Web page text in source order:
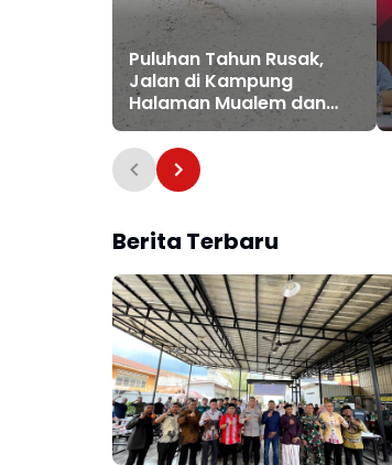
Puluhan Tahun Rusak,
Jalan di Kampung
Halaman Mualem dan
Tgk. Mukhtaruddin
Seunuddon Didesak
Segera Diperbaiki
Berita Terbaru